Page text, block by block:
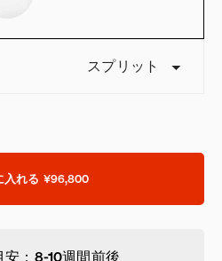
スプリット
入れる ¥96,800
：8-10週間前後